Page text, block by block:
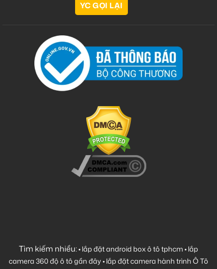
Tìm kiếm nhiều:•lắp đặt android box ô tô tphcm•lắp
camera 360 độ ô tô gần đây•lắp đặt camera hành trình Ô Tô